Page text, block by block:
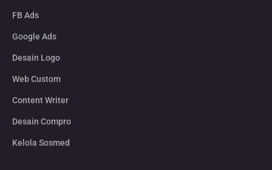
FB Ads
Google Ads
Desain Logo
Web Custom
Content Writer
Desain Compro
Kelola Sosmed